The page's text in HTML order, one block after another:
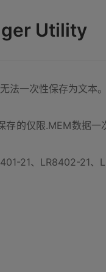
Utility
法一次性保存为文本。
的仅限.MEM数据
21、LR8402-21